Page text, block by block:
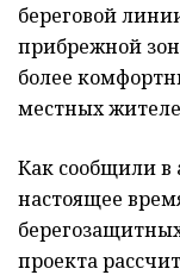
береговой
прибрежной
более
местных
Как сообщили в
настоящее
проекта